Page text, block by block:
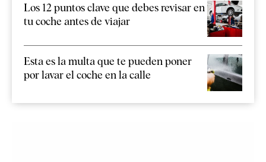
Los 12 puntos clave que debes revisar en
tu coche antes de viajar
Esta es la multa que te pueden poner
por lavar el coche en la calle